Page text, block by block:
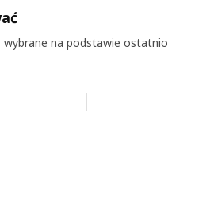
wybrane na podstawie ostatnio